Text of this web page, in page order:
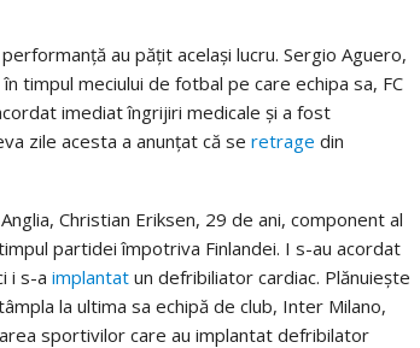
au pățit același lucru. Sergio Aguero,
timpul meciului de fotbal pe care echipa sa, FC
imediat îngrijiri medicale și a fost
zile acesta a anunțat că se retrage din
Christian Eriksen, 29 de ani, component al
partidei împotriva Finlandei. I s-au acordat
i s-a implantat un defribiliator cardiac. Plănuiește
la ultima sa echipă de club, Inter Milano,
sportivilor care au implantat defribilator